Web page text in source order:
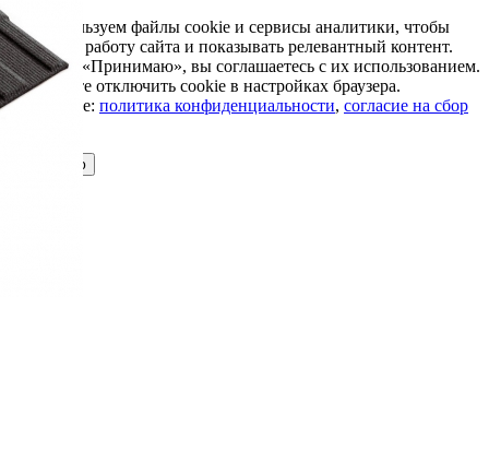
Мы используем файлы cookie и сервисы аналитики, чтобы
улучшить работу сайта и показывать релевантный контент.
Нажимая «Принимаю», вы соглашаетесь с их использованием.
Вы можете отключить cookie в настройках браузера.
Подробнее: политика конфиденциальности, согласие на сбор
Принимаю